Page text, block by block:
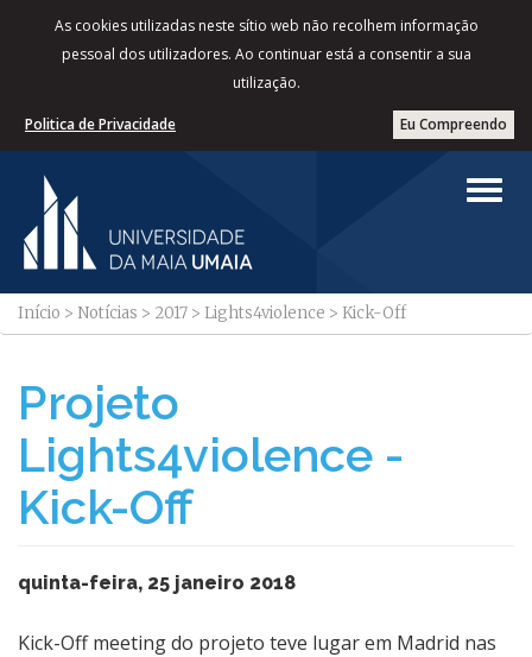
As cookies utilizadas neste sítio web não recolhem informação
pessoal dos utilizadores. Ao continuar está a consentir a sua
utilização.
Eu Compreendo
Politica de Privacidade
Início > Notícias > 2017 > Lights4violence > Kick-Off
Projeto
Lights4violence -
Kick-Off
quinta-feira, 25 janeiro 2018
Kick-Off meeting do projeto teve lugar em Madrid nas